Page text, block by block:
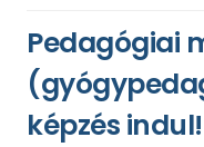
Pedagógiai
képzés indul!